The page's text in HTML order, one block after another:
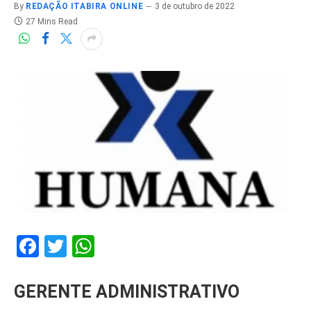
By REDAÇÃO ITABIRA ONLINE
3 de outubro de 2022
27 Mins Read
Facebook
Twitter
GERENTE ADMINISTRATIVO